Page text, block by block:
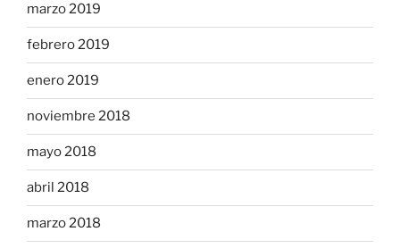
marzo 2019
febrero 2019
enero 2019
noviembre 2018
mayo 2018
abril 2018
marzo 2018